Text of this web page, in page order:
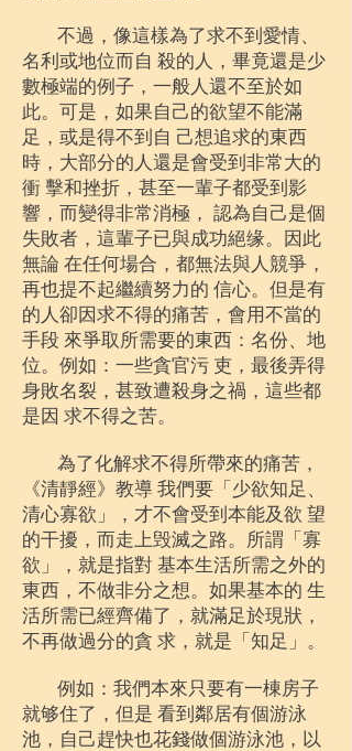
不過，像這樣為了求不到愛情、
名利或地位而自 殺的人，畢竟還是少
數極端的例子，一般人還不至於如
此。可是，如果自己的欲望不能滿
足，或是得不到自 己想追求的東西
時，大部分的人還是會受到非常大的
衝 擊和挫折，甚至一輩子都受到影
響，而變得非常消極， 認為自己是個
失敗者，這輩子已與成功絕缘。因此
無論 在任何場合，都無法與人競爭，
再也提不起繼續努力的 信心。但是有
的人卻因求不得的痛苦，會用不當的
手段 來爭取所需要的東西：名份、地
位。例如：一些貪官污 吏，最後弄得
身敗名裂，甚致遭殺身之禍，這些都
是因 求不得之苦。
為了化解求不得所帶來的痛苦，
《清靜經》教導 我們要「少欲知足、
清心寡欲」，才不會受到本能及欲 望
的干擾，而走上毁滅之路。所謂「寡
欲」，就是指對 基本生活所需之外的
東西，不做非分之想。如果基本的 生
活所需已經齊備了，就滿足於現狀，
不再做過分的貪 求，就是「知足」。
例如：我們本來只要有一棟房子
就够住了，但是 看到鄰居有個游泳
池，自己趕快也花錢做個游泳池，以